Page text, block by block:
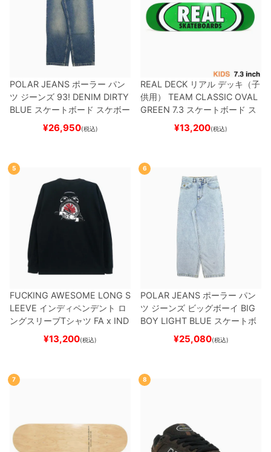
POLAR JEANS ポーラー パン
ツ ジーンズ 93! DENIM DIRTY
BLUE スケートボード スケボー
¥26,950(税込)
REAL DECK リアル デッキ（子
供用）
TEAM CLASSIC OVAL
GREEN 7.3 スケートボード ス
¥13,200(税込)
5
FUCKING AWESOME LONG S
LEEVE インディペンデント ロ
ングスリーブTシャツ FA x IND
EPENDENTHOSTAGE
スケートボード スケボー
¥13,200(税込)
6
POLAR JEANS ポーラー パン
ツ ジーンズ ビッグボーイ BIG
BOY LIGHT BLUE スケートボ
ード スケボー
¥25,080(税込)
7 8